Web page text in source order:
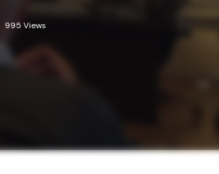
995 Views